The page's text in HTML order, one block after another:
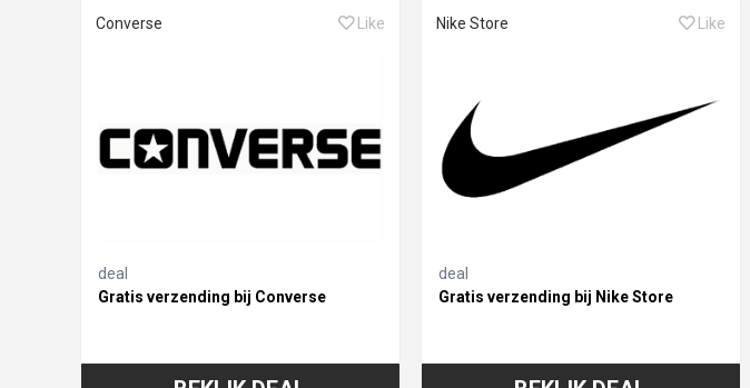
Converse Like
deal
Gratis verzending bij Converse
Nike Store Like
deal
Gratis verzending bij Nike Store